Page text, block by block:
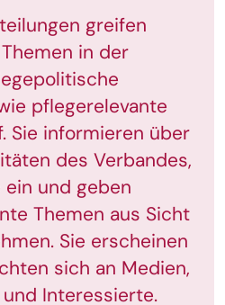
greifen
in der
pflegerelevante
Sie informieren über
des Verbandes,
und geben
Themen aus Sicht
Sie erscheinen
sich an Medien,
Interessierte.